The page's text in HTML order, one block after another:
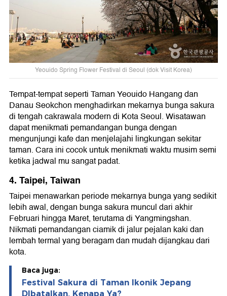
Yeouido Spring Flower Festival di Seoul (dok Visit Korea)
Tempat-tempat seperti Taman Yeouido Hangang dan
Danau Seokchon menghadirkan mekarnya bunga sakura
di tengah cakrawala modern di Kota Seoul. Wisatawan
dapat menikmati pemandangan bunga dengan
mengunjungi kafe dan menjelajahi lingkungan sekitar
taman. Cara ini cocok untuk menikmati waktu musim semi
ketika jadwal mu sangat padat.
4. Taipei, Taiwan
Taipei menawarkan periode mekarnya bunga yang sedikit
lebih awal, dengan bunga sakura muncul dari akhir
Februari hingga Maret, terutama di Yangmingshan.
Nikmati pemandangan ciamik di jalur pejalan kaki dan
lembah termal yang beragam dan mudah dijangkau dari
kota.
Baca juga:
Festival Sakura di Taman Ikonik Jepang
DIbatalkan, Kenapa Ya?